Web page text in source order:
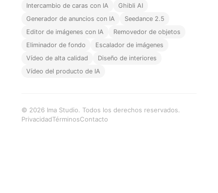
Intercambio de caras con IA
Ghibli AI
Generador de anuncios con IA
Seedance 2.5
Editor de imágenes con IA
Removedor de objetos
Eliminador de fondo
Escalador de imágenes
Vídeo de alta calidad
Diseño de interiores
Vídeo del producto de IA
© 2026 Ima Studio. Todos los derechos reservados.
PrivacidadTérminosContacto